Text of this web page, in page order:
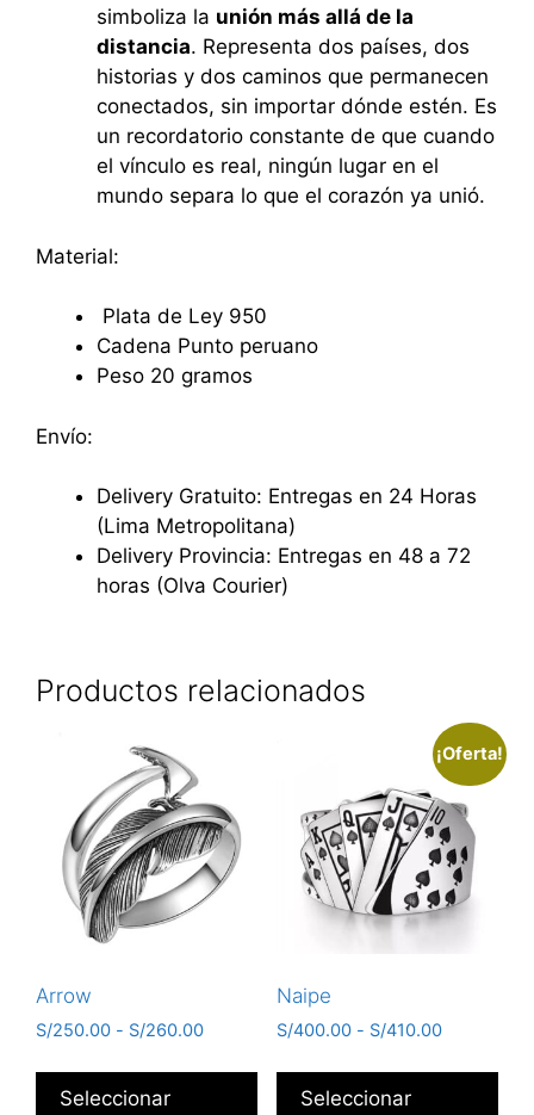
simboliza la unión más allá de la
distancia. Representa dos países, dos
historias y dos caminos que permanecen
conectados, sin importar dónde estén. Es
un recordatorio constante de que cuando
el vínculo es real, ningún lugar en el
mundo separa lo que el corazón ya unió.
Material:
Plata de Ley 950
Cadena Punto peruano
Peso 20 gramos
Envío:
Delivery Gratuito: Entregas en 24 Horas
(Lima Metropolitana)
Delivery Provincia: Entregas en 48 a 72
horas (Olva Courier)
Productos relacionados
Arrow
S/250.00 - S/260.00
Seleccionar
¡Oferta!
Naipe
S/400.00 - S/410.00
Seleccionar